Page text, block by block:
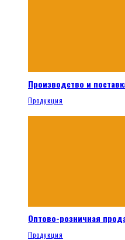
Производство и
Продукция
Оптово-розничная
Продукция